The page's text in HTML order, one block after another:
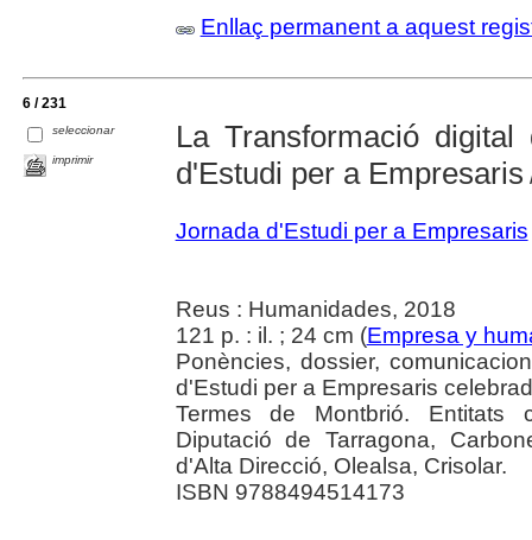
Enllaç permanent a aquest
6 / 231
seleccionar
imprimir
La Transformació
d'Estudi per a Empresaris
Jornada d'Estudi per a Empresaris
Reus : Humanidades, 2018
121 p. : il. ; 24 cm (Empresa y
Ponències, dossier,
d'Estudi per a Empresaris
Termes de Montbrió. Entitats
Diputació de Tarragona,
d'Alta Direcció, Olealsa, Crisolar.
ISBN 9788494514173